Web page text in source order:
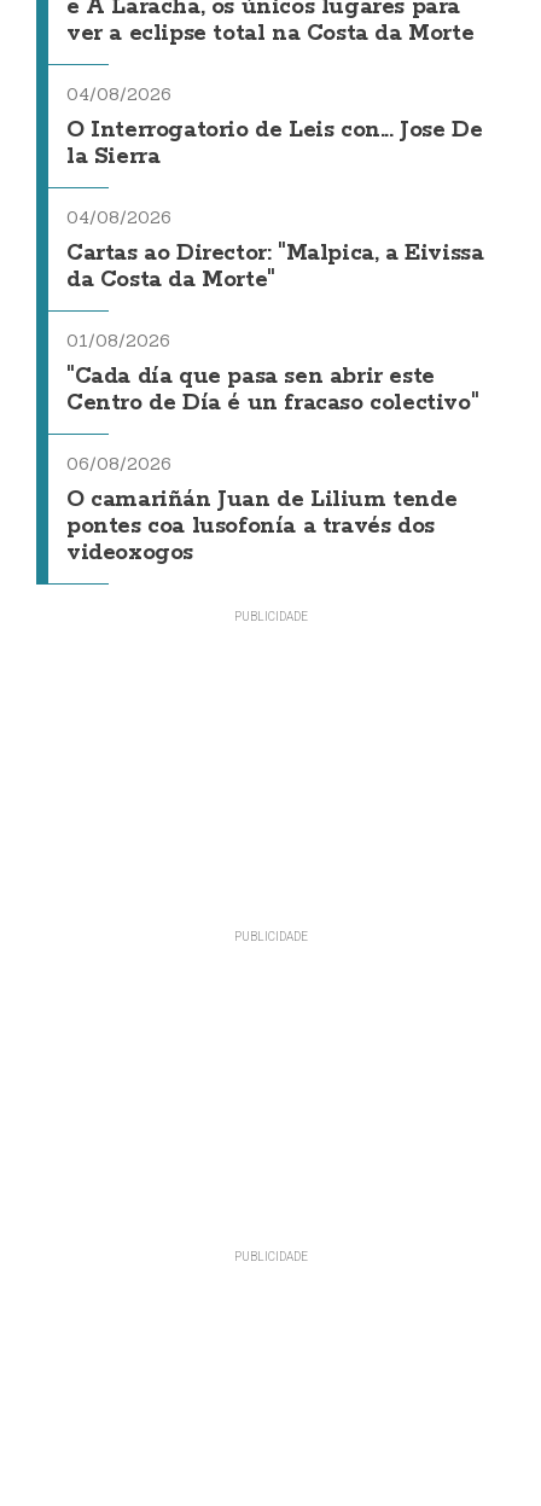
e A Laracha, os únicos lugares para
ver a eclipse total na Costa da Morte
04/08/2026
O Interrogatorio de Leis con... Jose De
la Sierra
04/08/2026
Cartas ao Director: "Malpica, a Eivissa
da Costa da Morte"
01/08/2026
"Cada día que pasa sen abrir este
Centro de Día é un fracaso colectivo"
06/08/2026
O camariñán Juan de Lilium tende
pontes coa lusofonía a través dos
videoxogos